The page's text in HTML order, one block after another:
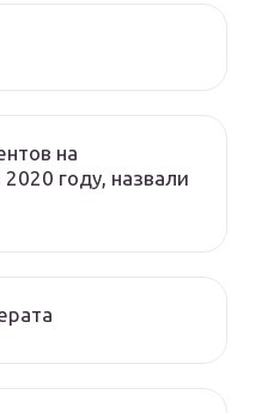
на
году, назвали